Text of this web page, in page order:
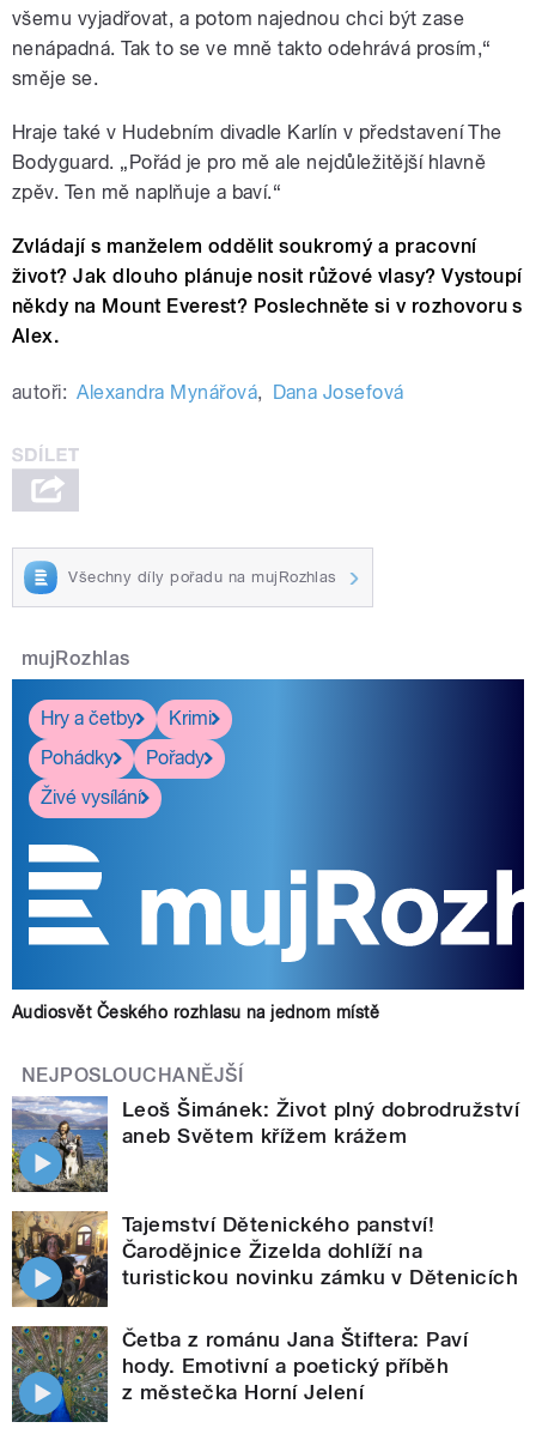
všemu vyjadřovat, a potom najednou chci být zase
nenápadná. Tak to se ve mně takto odehrává prosím,“
směje se.
Hraje také v Hudebním divadle Karlín v představení The
Bodyguard. „Pořád je pro mě ale nejdůležitější hlavně
zpěv. Ten mě naplňuje a baví.“
Zvládají s manželem oddělit soukromý a pracovní
život? Jak dlouho plánuje nosit růžové vlasy? Vystoupí
někdy na Mount Everest? Poslechněte si v rozhovoru s
Alex.
autoři: Alexandra Mynářová, Dana Josefová
Všechny díly pořadu na mujRozhlas
mujRozhlas
Hry a četby
Krimi
Pohádky
Pořady
Živé vysílání
Audiosvět Českého rozhlasu na jednom místě
NEJPOSLOUCHANĚJŠÍ
Leoš Šimánek: Život plný dobrodružství
aneb Světem křížem krážem
Tajemství Dětenického panství!
Čarodějnice Žizelda dohlíží na
turistickou novinku zámku v Dětenicích
Četba z románu Jana Štiftera: Paví
hody. Emotivní a poetický příběh
z městečka Horní Jelení